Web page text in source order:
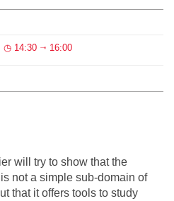
14:30 ⇥ 16:00
will try to show that the
not a simple sub-domain of
that it offers tools to study